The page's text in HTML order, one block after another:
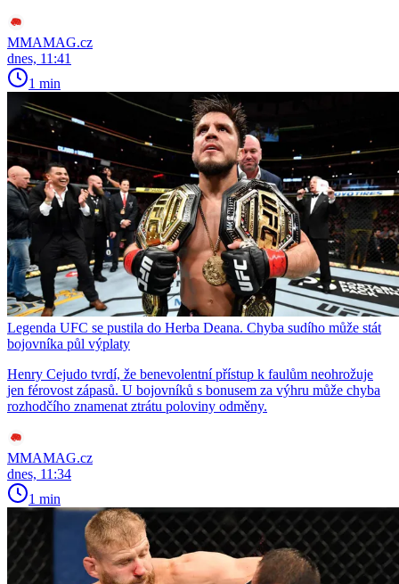
MMAMAG.cz
dnes, 11:41
1 min
Legenda UFC se pustila do Herba Deana. Chyba sudího může stát
bojovníka půl výplaty
Henry Cejudo tvrdí, že benevolentní přístup k faulům neohrožuje
jen férovost zápasů. U bojovníků s bonusem za výhru může chyba
rozhodčího znamenat ztrátu poloviny odměny.
MMAMAG.cz
dnes, 11:34
1 min